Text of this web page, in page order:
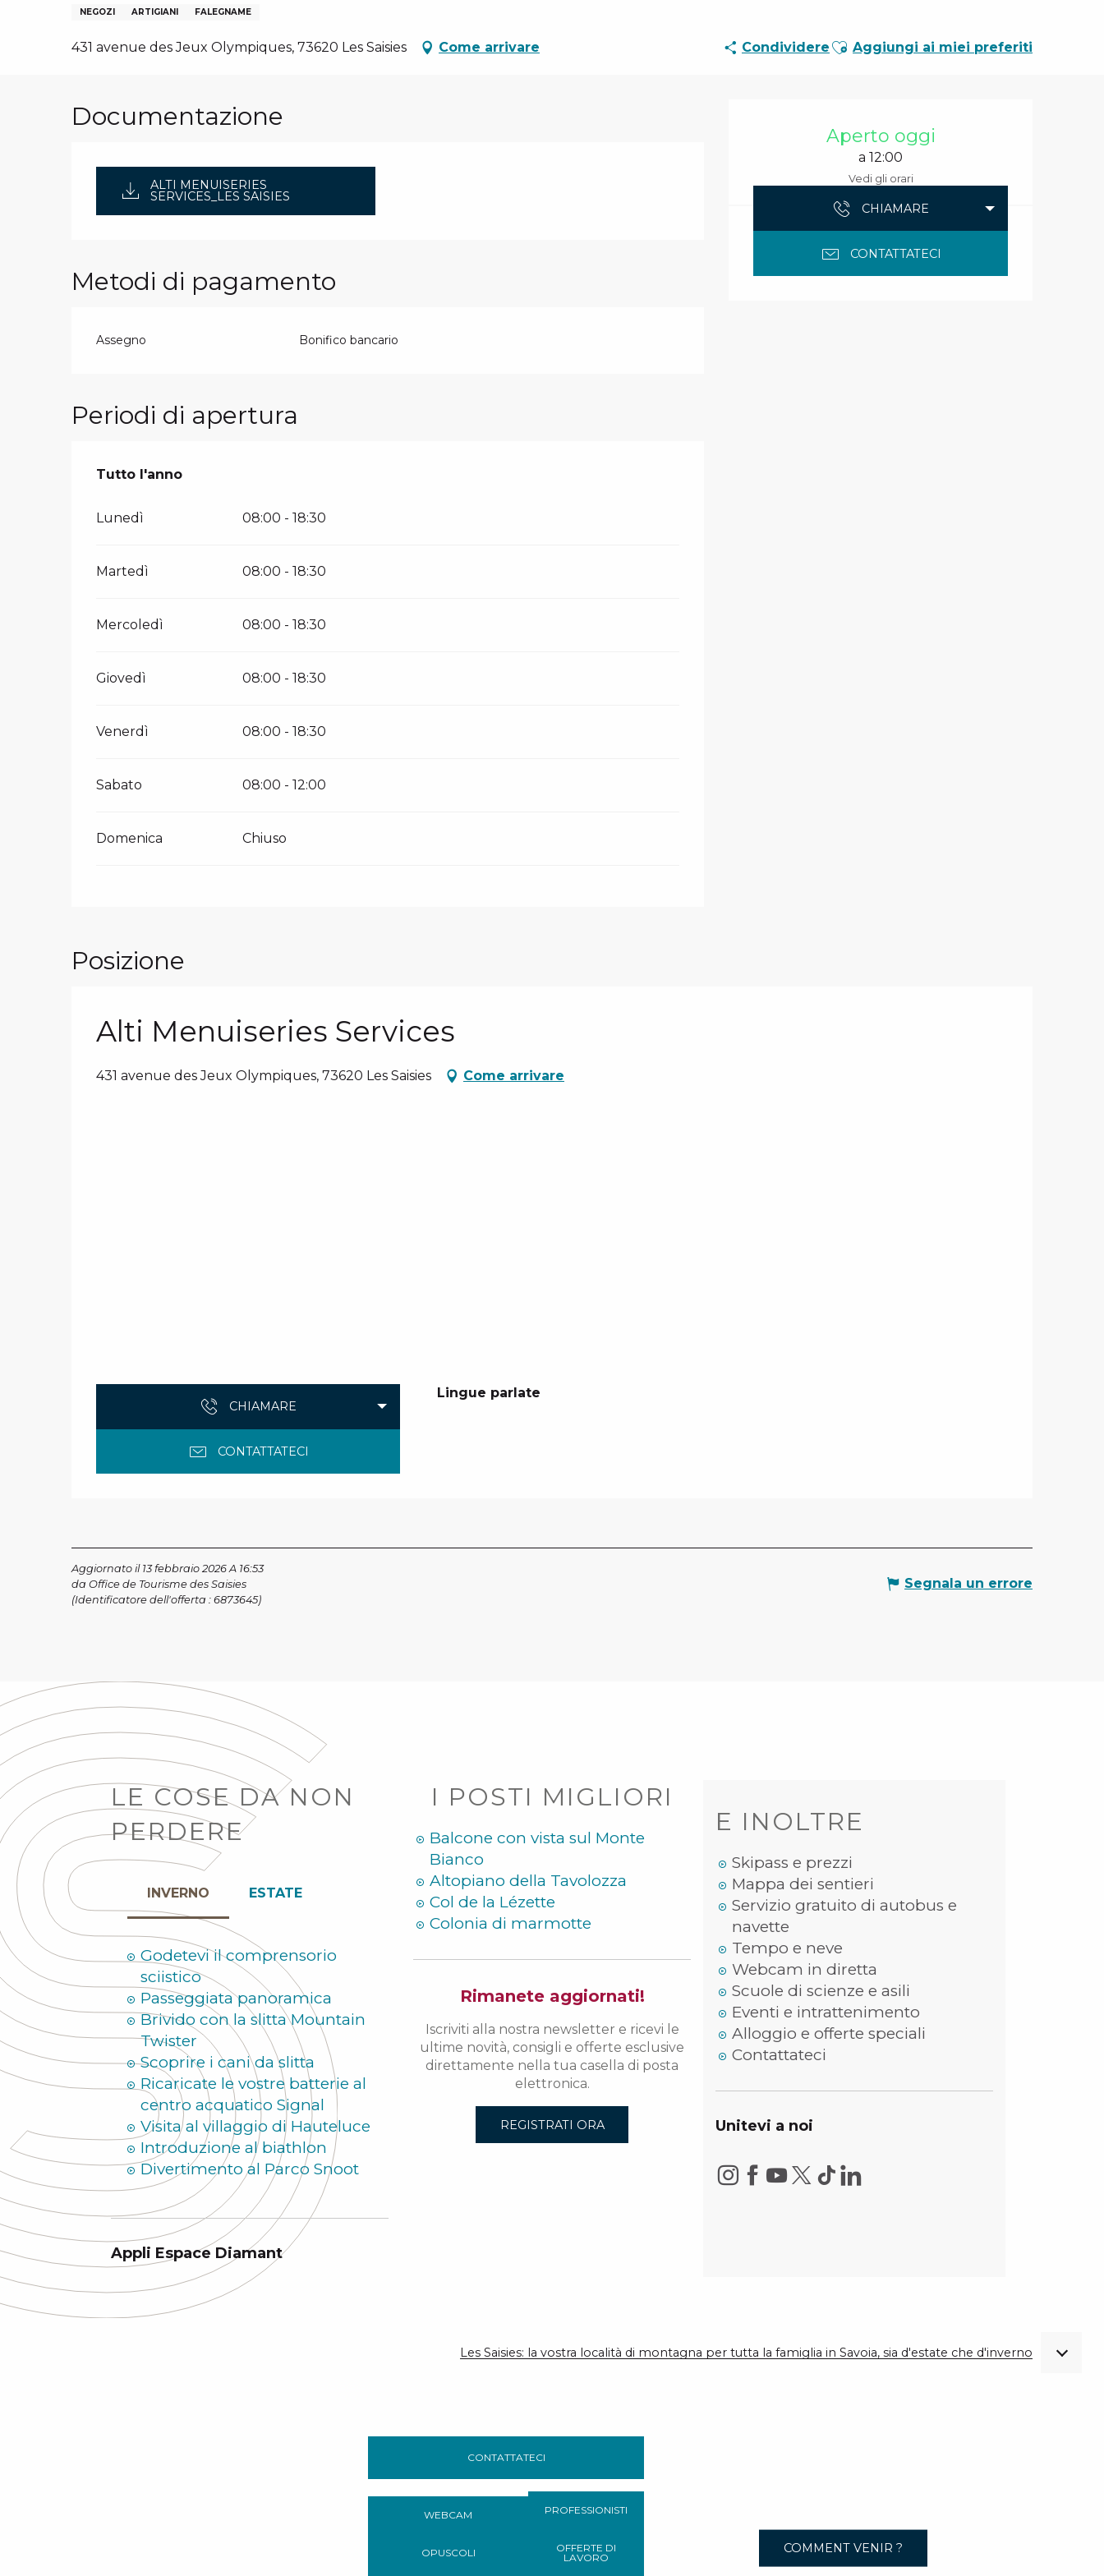
GRUPPI, COMITATI AZIENDALI
NEGOZI ARTIGIANI FALEGNAME
431 avenue des Jeux Olympiques, 73620 Les Saisies Come arrivare Condividere Ajouter aux favoris
Aggiungi ai miei preferiti
Orari e contatti
Aperto oggi
a 12:00
Vedi gli orari
CHIAMARE
CONTATTATECI
Documentazione
ALTI MENUISERIES
SERVICES_LES SAISIES
Metodi di pagamento
Assegno Bonifico bancario
Periodi di apertura
Tutto l'anno
Tutto l'anno
Lunedì 08:00 - 18:30
Martedì 08:00 - 18:30
Mercoledì 08:00 - 18:30
Giovedì 08:00 - 18:30
Venerdì 08:00 - 18:30
Sabato 08:00 - 12:00
Domenica Chiuso
Posizione
Alti Menuiseries Services
431 avenue des Jeux Olympiques, 73620 Les Saisies Come arrivare
CHIAMARE
CONTATTATECI
Lingue parlate
Lingue parlate
Aggiornato il 13 febbraio 2026 A 16:53
da Office de Tourisme des Saisies
(Identificatore dell'offerta : 6873645)
Segnala un errore
LE COSE DA NON
PERDERE
INVERNO ESTATE
Godetevi il comprensorio
sciistico
Passeggiata panoramica
Brivido con la slitta Mountain
Twister
Scoprire i cani da slitta
Ricaricate le vostre batterie al
centro acquatico Signal
Visita al villaggio di Hauteluce
Introduzione al biathlon
Divertimento al Parco Snoot
Appli Espace Diamant
I POSTI MIGLIORI
Balcone con vista sul Monte
Bianco
Altopiano della Tavolozza
Col de la Lézette
Colonia di marmotte
Rimanete aggiornati!
Iscriviti alla nostra newsletter e ricevi le
ultime novità, consigli e offerte esclusive
direttamente nella tua casella di posta
elettronica.
REGISTRATI ORA
E INOLTRE
Skipass e prezzi
Mappa dei sentieri
Servizio gratuito di autobus e
navette
Tempo e neve
Webcam in diretta
Scuole di scienze e asili
Eventi e intrattenimento
Alloggio e offerte speciali
Contattateci
Unitevi a noi
Les Saisies: la vostra località di montagna per tutta la famiglia in Savoia, sia d'estate che d'inverno
CONTATTATECI
WEBCAM
OPUSCOLI
PROFESSIONISTI
OFFERTE DI
LAVORO
COMMENT VENIR ?